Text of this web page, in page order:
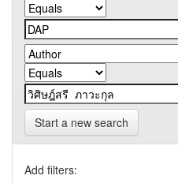
Start a new search
Add filters: